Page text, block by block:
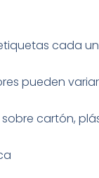
cada
pueden
cartón,